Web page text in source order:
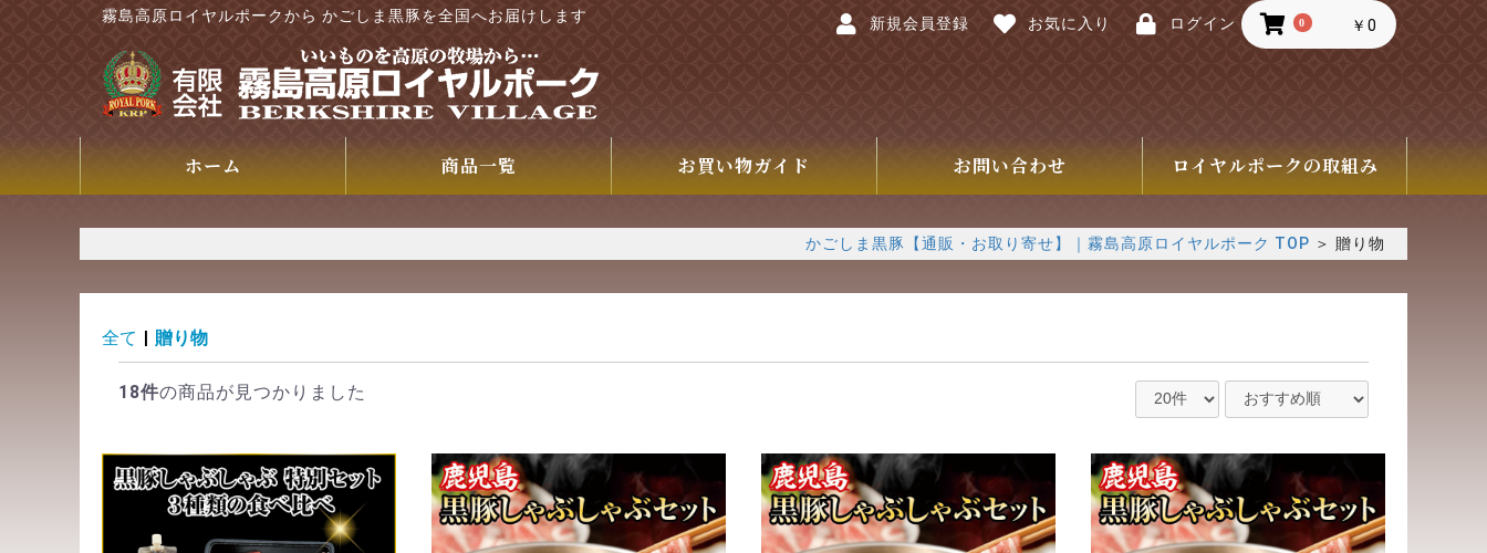
霧島高原ロイヤルポークから かごしま黒豚を全国へお届けします 新規会員登録 お気に入り ログイン 0 ￥0
ホーム 商品一覧 お買い物ガイド お問い合わせ ロイヤルポークの取組み
かごしま黒豚【通販・お取り寄せ】｜霧島高原ロイヤルポーク TOP ＞ 贈り物
全て | 贈り物
18件の商品が見つかりました